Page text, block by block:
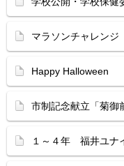
マラソンチャレンジ
Happy Halloween
市制記念献立「菊御
１～４年 福井ユナ